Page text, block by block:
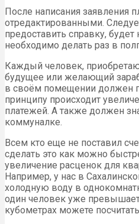
После написания заявления
отредактированными.
предоставить справку, будет
необходимо делать раз в
Каждый человек,
будущее или желающий
в своём помещении должен
принципу происходит
платежей. А также должен
коммуналке.
Всем кто еще не поставил
сделать это как можно
увеличение расценок для
Например, у нас в
холодную воду в
один человек уже
кубометрах можете